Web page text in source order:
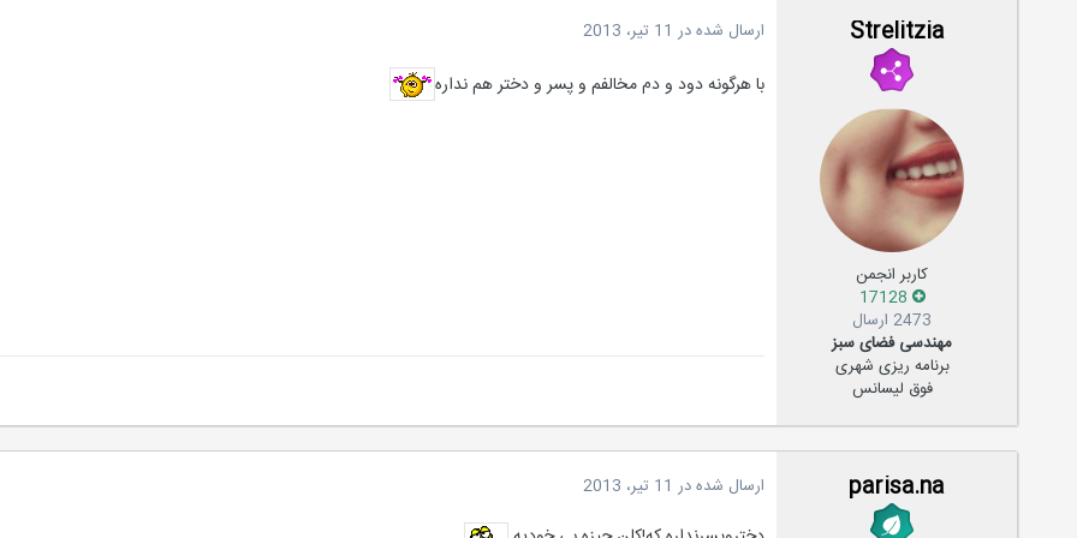
Strelitzia
کاربر انجمن
2473 ارسال
مهندسی فضای سبز
برنامه ریزی شهری
فوق لیسانس
ارسال شده در 11 تیر، 2013
با هرگونه دود و دم مخالفم و پسر و دختر هم نداره
parisa.na ارسال شده در 11 تیر، 2013